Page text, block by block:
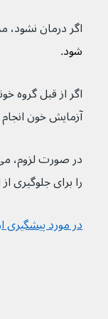
اگر درمان
شود.
آزمایش خون
را برای جلوگیری
در مورد پیشگیری